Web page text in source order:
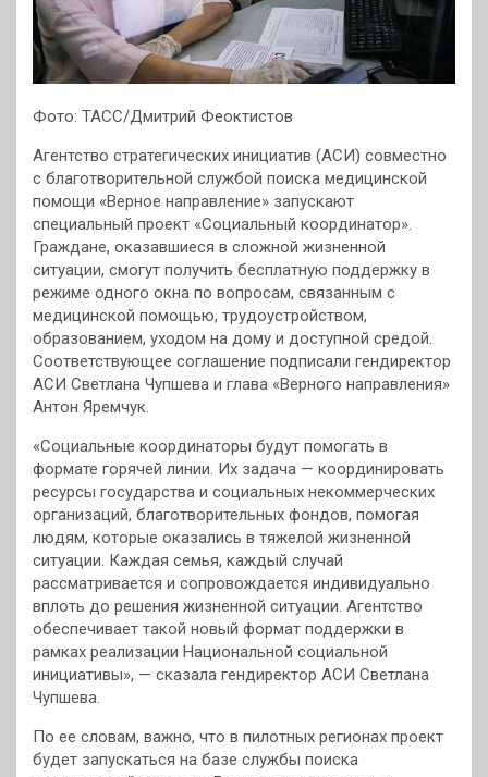
Фото: ТАСС/Дмитрий Феоктистов
Агентство стратегических инициатив (АСИ) совместно
с благотворительной службой поиска медицинской
помощи «Верное направление» запускают
специальный проект «Социальный координатор».
Граждане, оказавшиеся в сложной жизненной
ситуации, смогут получить бесплатную поддержку в
режиме одного окна по вопросам, связанным с
медицинской помощью, трудоустройством,
образованием, уходом на дому и доступной средой.
Соответствующее соглашение подписали гендиректор
АСИ Светлана Чупшева и глава «Верного направления»
Антон Яремчук.
«Социальные координаторы будут помогать в
формате горячей линии. Их задача — координировать
ресурсы государства и социальных некоммерческих
организаций, благотворительных фондов, помогая
людям, которые оказались в тяжелой жизненной
ситуации. Каждая семья, каждый случай
рассматривается и сопровождается индивидуально
вплоть до решения жизненной ситуации. Агентство
обеспечивает такой новый формат поддержки в
рамках реализации Национальной социальной
инициативы», — сказала гендиректор АСИ Светлана
Чупшева.
По ее словам, важно, что в пилотных регионах проект
будет запускаться на базе службы поиска